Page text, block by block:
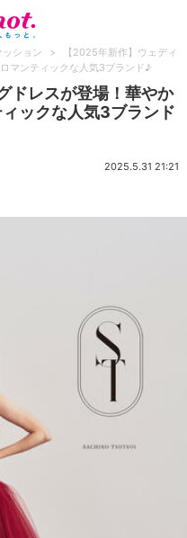
ッション >
【2025年新作】ウェディ
マンティックな人気3ブランド♪
ドレスが登場！華やか
ックな人気3ブランド
2025.5.31 21:21